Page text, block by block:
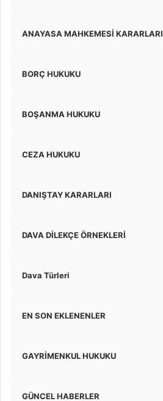
ANAYASA MAHKEMESİ KARARLARI
BORÇ HUKUKU
BOŞANMA HUKUKU
CEZA HUKUKU
DANIŞTAY KARARLARI
DAVA DİLEKÇE ÖRNEKLERİ
Dava Türleri
EN SON EKLENENLER
GAYRİMENKUL HUKUKU
GÜNCEL HABERLER